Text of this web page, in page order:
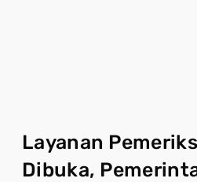
Layanan
Dibuka,